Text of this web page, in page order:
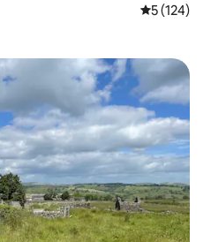
平均评分 5
5 (124)